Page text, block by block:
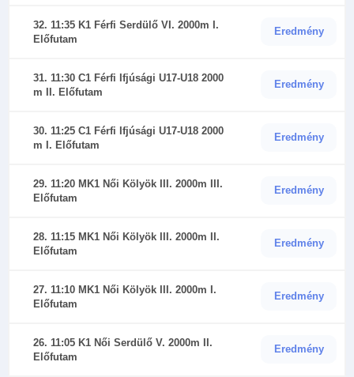
32. 11:35 K1 Férfi Serdülő VI. 2000m I.
Előfutam
Eredmény
31. 11:30 C1 Férfi Ifjúsági U17-U18 2000
m II. Előfutam
Eredmény
30. 11:25 C1 Férfi Ifjúsági U17-U18 2000
m I. Előfutam
Eredmény
29. 11:20 MK1 Női Kölyök III. 2000m III.
Előfutam
Eredmény
28. 11:15 MK1 Női Kölyök III. 2000m II.
Előfutam
Eredmény
27. 11:10 MK1 Női Kölyök III. 2000m I.
Előfutam
Eredmény
26. 11:05 K1 Női Serdülő V. 2000m II.
Előfutam
Eredmény